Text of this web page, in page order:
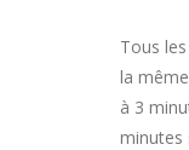
Tous
la
à 3
minutes